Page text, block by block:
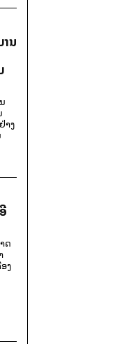
ານ
າງ
ດ
ງ